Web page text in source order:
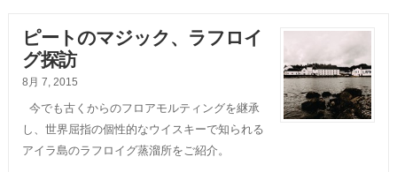
ピートのマジック、ラフロイ
グ探訪
8月 7, 2015
今でも古くからのフロアモルティングを継承
し、世界屈指の個性的なウイスキーで知られる
アイラ島のラフロイグ蒸溜所をご紹介。